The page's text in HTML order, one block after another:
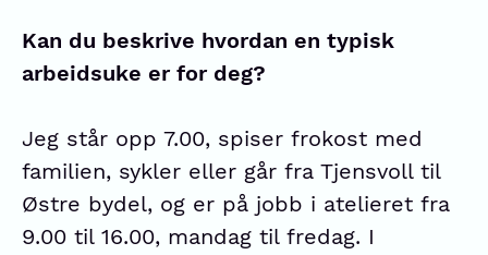
Kan du beskrive hvordan en typisk
arbeidsuke er for deg?
Jeg står opp 7.00, spiser frokost med
familien, sykler eller går fra Tjensvoll til
Østre bydel, og er på jobb i atelieret fra
9.00 til 16.00, mandag til fredag. I